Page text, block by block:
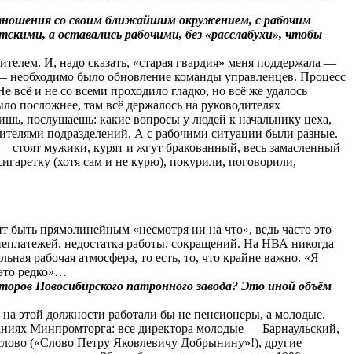
со своим ближайшим окружением, с рабочим
а оставались рабочими, без «расслабухи», чтобы
И, надо сказать, «старая гвардия» меня поддержала —
необходимо было обновление команды управленцев. Процесс
и не со всеми проходило гладко, но всё же удалось
посложнее, там всё держалось на руководителях
послушаешь: какие вопросы у людей к начальнику цеха,
подразделений. А с рабочими ситуации были разные.
стоят мужики, курят и жгут бракованный, весь замасленный
(хотя сам и не курю), покурили, поговорили,
прямолинейным «несмотря ни на что», ведь часто это
недостатка работы, сокращений. На НВА никогда
рабочая атмосфера, то есть, то, что крайне важно. «Я
редко»…
Новосибирского патронного завода? Это иной объём
этой должности работали бы не пенсионеры, а молодые.
Минпромторга: все директора молодые — Барнаульский,
(«Слово Петру Яковлевичу Добрынину»!), другие